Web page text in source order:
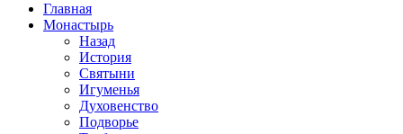
Главная
Монастырь
Назад
История
Святыни
Игуменья
Духовенство
Подворье